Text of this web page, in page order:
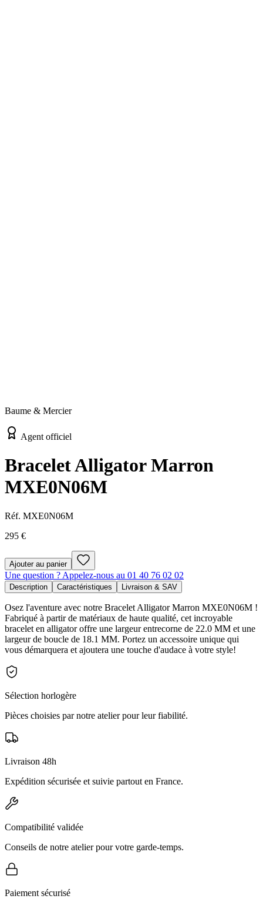
Baume & Mercier
Agent officiel
Bracelet Alligator Marron
MXE0N06M
Réf. MXE0N06M
295 €
Ajouter au panier
Une question ? Appelez-nous au 01 40 76 02 02
Description Caractéristiques Livraison & SAV
Osez l'aventure avec notre Bracelet Alligator Marron MXE0N06M !
Fabriqué à partir de matériaux de haute qualité, cet incroyable
bracelet en alligator offre une largeur entrecorne de 22.0 MM et une
largeur de boucle de 18.1 MM. Portez un accessoire unique qui
vous démarquera et ajoutera une touche d'audace à votre style!
Sélection horlogère
Pièces choisies par notre atelier pour leur fiabilité.
Livraison 48h
Expédition sécurisée et suivie partout en France.
Compatibilité validée
Conseils de notre atelier pour votre garde-temps.
Paiement sécurisé